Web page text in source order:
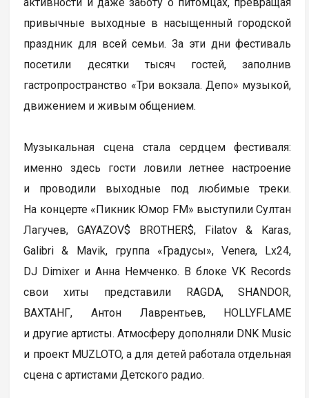
привычные выходные в насыщенный городской
праздник для всей семьи. За эти дни фестиваль
посетили десятки тысяч гостей, заполнив
гастропространство «Три вокзала. Депо» музыкой,
движением и живым общением.
Музыкальная сцена стала сердцем фестиваля:
именно здесь гости ловили летнее настроение
и проводили выходные под любимые треки.
На концерте «Пикник Юмор FM» выступили Султан
Лагучев, GAYAZOV$ BROTHER$, Filatov & Karas,
Galibri & Mavik, группа «Градусы», Venera, Lx24,
DJ Dimixer и Анна Немченко. В блоке VK Records
свои хиты представили RAGDA, SHANDOR,
ВАХТАНГ, Антон Лаврентьев, HOLLYFLAME
и другие артисты. Атмосферу дополняли DNK Music
и проект MUZLOTO, а для детей работала отдельная
сцена с артистами Детского радио.